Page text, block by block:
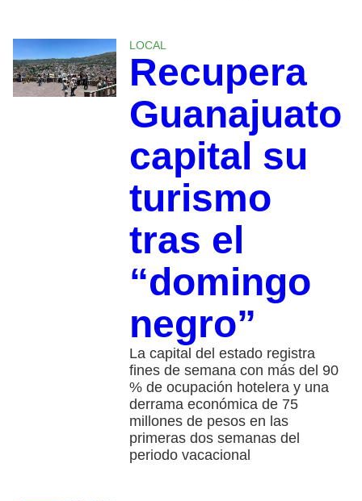
LOCAL
Recupera
Guanajuato
capital su
turismo
tras el
“domingo
negro”
La capital del estado registra
fines de semana con más del 90
% de ocupación hotelera y una
derrama económica de 75
millones de pesos en las
primeras dos semanas del
periodo vacacional